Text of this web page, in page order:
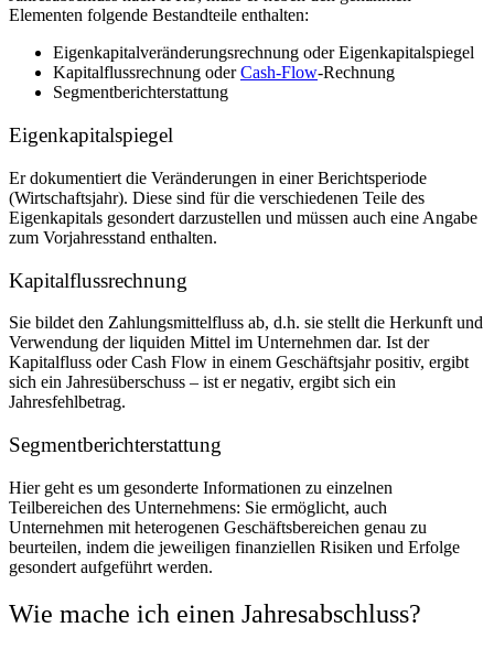
Elementen folgende Bestandteile enthalten:
Eigenkapitalveränderungsrechnung oder Eigenkapitalspiegel
Kapitalflussrechnung oderCash-Flow-Rechnung
Segmentberichterstattung
Eigenkapitalspiegel
Er dokumentiert die Veränderungen in einer Berichtsperiode
(Wirtschaftsjahr). Diese sind für die verschiedenen Teile des
Eigenkapitals gesondert darzustellen und müssen auch eine Angabe
zum Vorjahresstand enthalten.
Kapitalflussrechnung
Sie bildet den Zahlungsmittelfluss ab, d.h. sie stellt die Herkunft und
Verwendung der liquiden Mittel im Unternehmen dar. Ist der
Kapitalfluss oder Cash Flow in einem Geschäftsjahr positiv, ergibt
sich ein Jahresüberschuss – ist er negativ, ergibt sich ein
Jahresfehlbetrag.
Segmentberichterstattung
Hier geht es um gesonderte Informationen zu einzelnen
Teilbereichen des Unternehmens: Sie ermöglicht, auch
Unternehmen mit heterogenen Geschäftsbereichen genau zu
beurteilen, indem die jeweiligen finanziellen Risiken und Erfolge
gesondert aufgeführt werden.
Wie mache ich einen Jahresabschluss?